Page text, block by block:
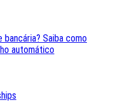
bancária? Saiba como
automático